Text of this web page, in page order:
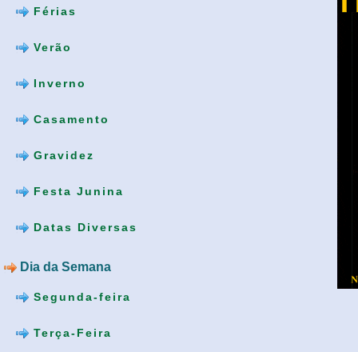
Férias
Verão
Inverno
Casamento
Gravidez
Festa Junina
Datas Diversas
Dia da Semana
Segunda-feira
Terça-Feira